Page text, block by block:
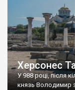
Херсонес
У 988 році, після
князь Володимир